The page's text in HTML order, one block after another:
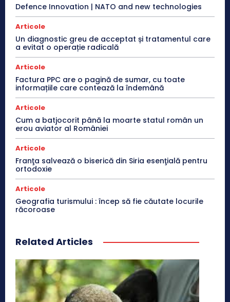
Defence Innovation | NATO and new technologies
Articole
Un diagnostic greu de acceptat și tratamentul care
a evitat o operație radicală
Articole
Factura PPC are o pagină de sumar, cu toate
informațiile care contează la îndemână
Articole
Cum a batjocorit până la moarte statul român un
erou aviator al României
Articole
Franţa salvează o biserică din Siria esenţială pentru
ortodoxie
Articole
Geografia turismului : încep să fie căutate locurile
răcoroase
Related Articles